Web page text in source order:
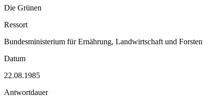
Die Grünen
Ressort
Bundesministerium für Ernährung, Landwirtschaft und Forsten
Datum
22.08.1985
Antwortdauer